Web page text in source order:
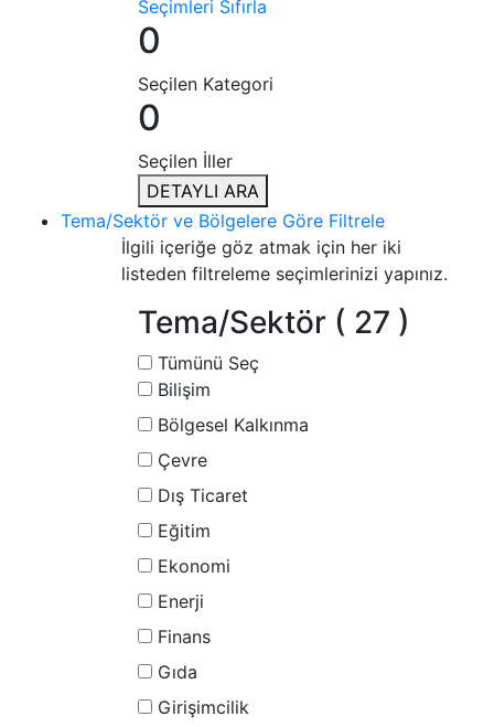
Seçimleri Sıfırla
0
Seçilen Kategori
0
Seçilen İller
DETAYLI ARA
Tema/Sektör ve Bölgelere Göre Filtrele
İlgili içeriğe göz atmak için her iki
listeden filtreleme seçimlerinizi yapınız.
Tema/Sektör ( 27 )
Tümünü Seç
Bilişim
Bölgesel Kalkınma
Çevre
Dış Ticaret
Eğitim
Ekonomi
Enerji
Finans
Gıda
Girişimcilik